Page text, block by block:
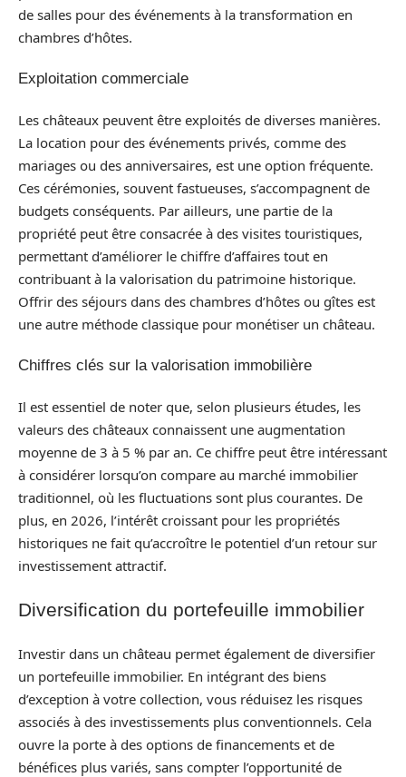
de salles pour des événements à la transformation en
chambres d’hôtes.
Exploitation commerciale
Les châteaux peuvent être exploités de diverses manières.
La location pour des événements privés, comme des
mariages ou des anniversaires, est une option fréquente.
Ces cérémonies, souvent fastueuses, s’accompagnent de
budgets conséquents. Par ailleurs, une partie de la
propriété peut être consacrée à des visites touristiques,
permettant d’améliorer le chiffre d’affaires tout en
contribuant à la valorisation du patrimoine historique.
Offrir des séjours dans des chambres d’hôtes ou gîtes est
une autre méthode classique pour monétiser un château.
Chiffres clés sur la valorisation immobilière
Il est essentiel de noter que, selon plusieurs études, les
valeurs des châteaux connaissent une augmentation
moyenne de 3 à 5 % par an. Ce chiffre peut être intéressant
à considérer lorsqu’on compare au marché immobilier
traditionnel, où les fluctuations sont plus courantes. De
plus, en 2026, l’intérêt croissant pour les propriétés
historiques ne fait qu’accroître le potentiel d’un retour sur
investissement attractif.
Diversification du portefeuille immobilier
Investir dans un château permet également de diversifier
un portefeuille immobilier. En intégrant des biens
d’exception à votre collection, vous réduisez les risques
associés à des investissements plus conventionnels. Cela
ouvre la porte à des options de financements et de
bénéfices plus variés, sans compter l’opportunité de